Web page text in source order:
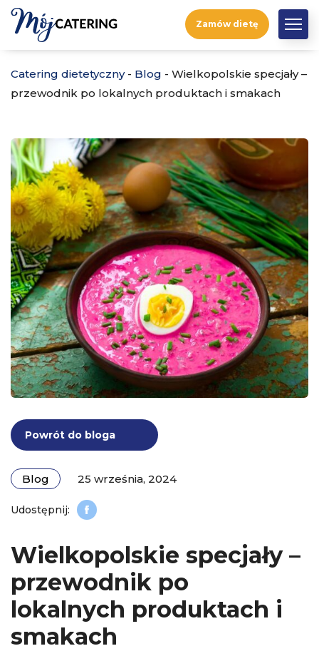
Zamów dietę
Catering dietetyczny- Blog - Wielkopolskie specjały –
przewodnik po lokalnych produktach i smakach
Powrót do bloga
Blog 25 września, 2024
Wielkopolskie specjały –
przewodnik po
lokalnych produktach i
smakach